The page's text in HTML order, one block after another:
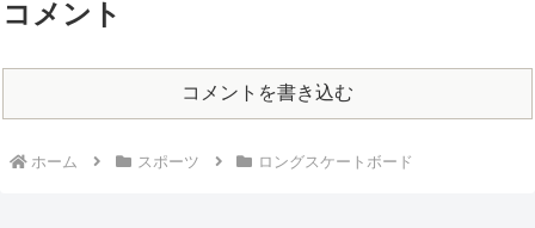
コメント
コメントを書き込む
ホーム スポーツ ロングスケートボード